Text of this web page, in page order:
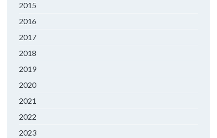
2015
2016
2017
2018
2019
2020
2021
2022
2023